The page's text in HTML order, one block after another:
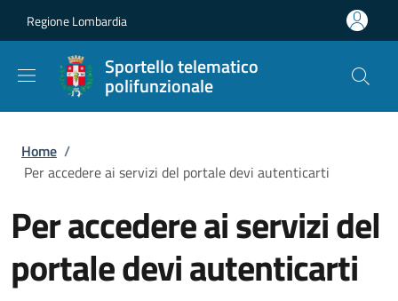
Regione Lombardia
Sportello telematico
polifunzionale
Briciole di pane
Home /
Per accedere ai servizi del portale devi autenticarti
Per accedere ai servizi del
portale devi autenticarti